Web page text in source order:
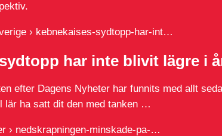
› kebnekaises-sydtopp-har-int…
har inte blivit lägre i
efter Dagens Nyheter har funnits med allt
lär ha satt dit den med tanken …
› nedskrapningen-minskade-pa-…